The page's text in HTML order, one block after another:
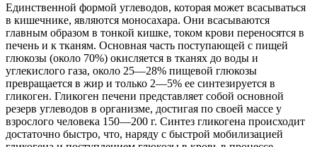
Единственной формой углеводов, которая может всасываться
в кишечнике, являются моносахара. Они всасываются
главным образом в тонкой кишке, током крови переносятся в
печень и к тканям. Основная часть поступающей с пищей
глюкозы (около 70%) окисляется в тканях до воды и
углекислого газа, около 25—28% пищевой глюкозы
превращается в жир и только 2—5% ее синтезируется в
гликоген. Гликоген печени представляет собой основной
резерв углеводов в организме, достигая по своей массе у
взрослого человека 150—200 г. Синтез гликогена происходит
достаточно быстро, что, наряду с быстрой мобилизацией